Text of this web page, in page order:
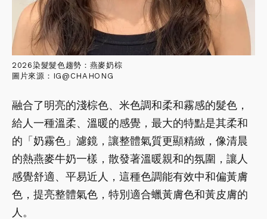
2026染髮髮色趨勢：燕麥奶棕
圖片來源：IG@CHAHONG
融合了明亮的淺棕色、米色調和柔和霧感的髮色，
給人一種溫柔、溫暖的感覺，最大的特點是其柔和
的「奶霧色」濾鏡，讓整體氣質更顯精緻，像清晨
的熱燕麥牛奶一樣，散發著溫暖親和的氛圍，讓人
感覺舒適、平易近人，這種色調能有效中和偏黃膚
色，提亮整體氣色，特別適合蠟黃膚色和黃皮膚的
人。